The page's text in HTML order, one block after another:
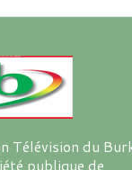
Télévision du
publique de